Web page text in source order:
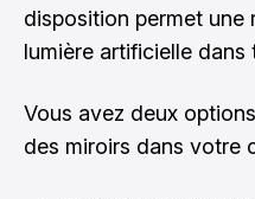
disposition permet une
lumière artificielle dans
Vous avez deux
des miroirs dans votre